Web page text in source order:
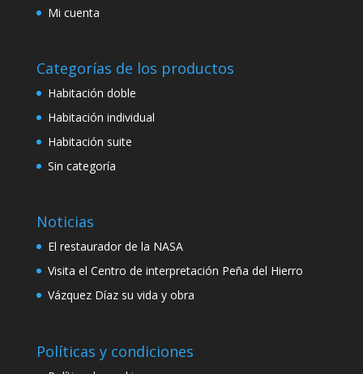
Mi cuenta
Categorías de los productos
Habitación doble
Habitación individual
Habitación suite
Sin categoría
Noticias
El restaurador de la NASA
Visita el Centro de interpretación Peña del Hierro
Vázquez Díaz su vida y obra
Políticas y condiciones